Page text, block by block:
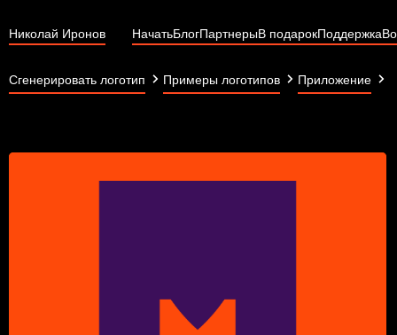
Николай Иронов НачатьБлогПартнерыВ подарокПоддержка
Сгенерировать логотип Примеры логотипов Приложение